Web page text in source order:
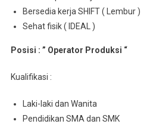
Bersedia kerja SHIFT ( Lembur )
Sehat fisik ( IDEAL )
Posisi : ” Operator Produksi “
Kualifikasi :
Laki-laki dan Wanita
Pendidikan SMA dan SMK